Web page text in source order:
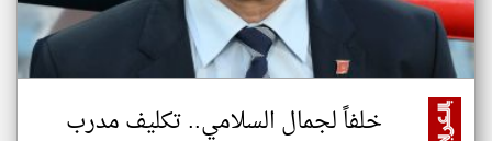
خلفاً لجمال السلامي.. تكليف مدرب